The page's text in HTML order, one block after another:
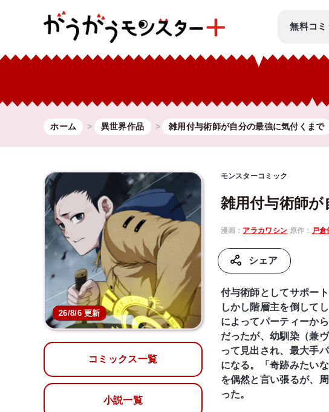
無料コミ
ホーム 異世界作品 雑用付与術師が自分の最強に気付くまで
26/8/6 更新
コミックス一覧
小説一覧
モンスターコミック
雑用付与術師
漫画： アラカワシン 原作： 戸倉
シェア
付与術師としてサポー
しかし階層主を倒して
によってパーティーか
だったが、幼馴染（兼
って見出され、最大手
になる。「奇跡みたい
を偶然と言い張るが、
った。